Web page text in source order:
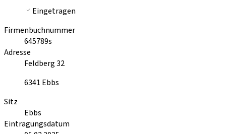
Eingetragen
Firmenbuchnummer
645789s
Adresse
Feldberg 32
6341 Ebbs
Sitz
Ebbs
Eintragungsdatum